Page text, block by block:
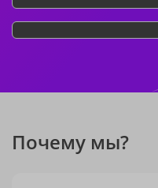
Почему мы?